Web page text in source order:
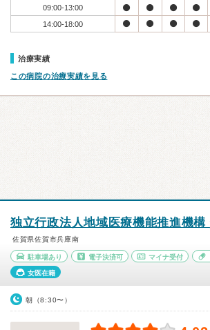
09:00-13:00
14:00-18:00
治療実績
この病院の治療実績を見る
独立行政法人地域医療機能推進機構
佐賀県佐賀市兵庫南
駐車場あり 電子決済可 マイナ受付
女医在籍
朝（8:30〜）